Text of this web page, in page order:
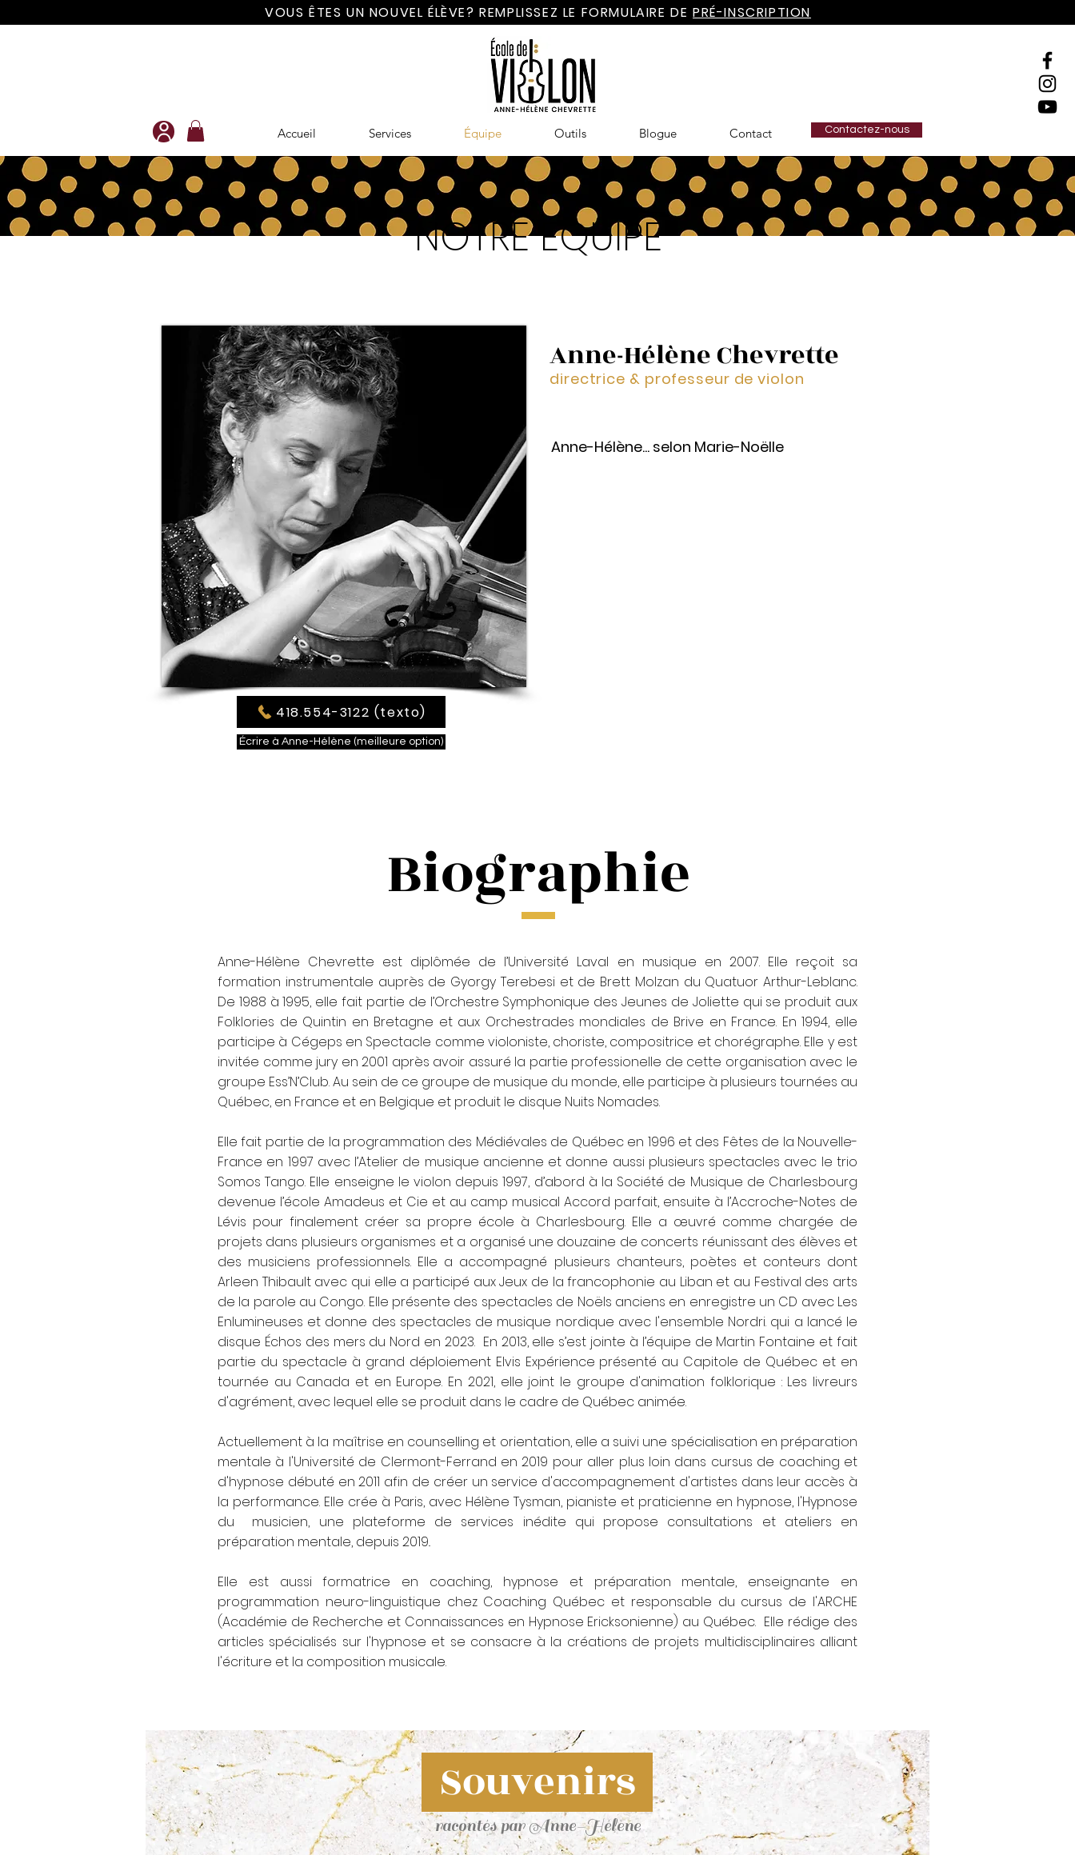
VOUS ÊTES UN NOUVEL ÉLÈVE? REMPLISSEZ LE FORMULAIRE DE PRÉ-INSCRIPTION
Accueil Services Équipe Outils Blogue Contact Contactez-nous
NOTRE ÉQUIPE
Anne-Hélène... selon Marie-Noëlle
418.554-3122 (texto)
Écrire à Anne-Hélène (meilleure option)
Anne-Hélène Chevrette
directrice & professeur de violon
Biographie
Anne-Hélène Chevrette est diplômée de l’Université Laval en musique en 2007. Elle reçoit sa
formation instrumentale auprès de Gyorgy Terebesi et de Brett Molzan du Quatuor Arthur-Leblanc.
De 1988 à 1995, elle fait partie de l’Orchestre Symphonique des Jeunes de Joliette qui se produit aux
Folklories de Quintin en Bretagne et aux Orchestrades mondiales de Brive en France. En 1994, elle
participe à Cégeps en Spectacle comme violoniste, choriste, compositrice et chorégraphe. Elle y est
invitée comme jury en 2001 après avoir assuré la partie professionelle de cette organisation avec le
groupe Ess’N’Club. Au sein de ce groupe de musique du monde, elle participe à plusieurs tournées au
Québec, en France et en Belgique et produit le disque Nuits Nomades.
Elle fait partie de la programmation des Médiévales de Québec en 1996 et des Fêtes de la Nouvelle-
France en 1997 avec l’Atelier de musique ancienne et donne aussi plusieurs spectacles avec le trio
Somos Tango. Elle enseigne le violon depuis 1997, d’abord à la Société de Musique de Charlesbourg
devenue l’école Amadeus et Cie et au camp musical Accord parfait, ensuite à l’Accroche-Notes de
Lévis pour finalement créer sa propre école à Charlesbourg. Elle a œuvré comme chargée de
projets dans plusieurs organismes et a organisé une douzaine de concerts réunissant des élèves et
des musiciens professionnels. Elle a accompagné plusieurs chanteurs, poètes et conteurs dont
Arleen Thibault avec qui elle a participé aux Jeux de la francophonie au Liban et au Festival des arts
de la parole au Congo. Elle présente des spectacles de Noëls anciens en enregistre un CD avec Les
Enlumineuses et donne des spectacles de musique nordique avec l'ensemble Nordri. qui a lancé le
disque Échos des mers du Nord en 2023. En 2013, elle s’est jointe à l’équipe de Martin Fontaine et fait
partie du spectacle à grand déploiement Elvis Expérience présenté au Capitole de Québec et en
tournée au Canada et en Europe. En 2021, elle joint le groupe d'animation folklorique : Les livreurs
d'agrément, avec lequel elle se produit dans le cadre de Québec animée.
Actuellement à la maîtrise en counselling et orientation, elle a suivi une spécialisation en préparation
mentale à l'Université de Clermont-Ferrand en 2019 pour aller plus loin dans cursus de coaching et
d'hypnose débuté en 2011 afin de créer un service d'accompagnement d'artistes dans leur accès à
la performance. Elle crée à Paris, avec Hélène Tysman, pianiste et praticienne en hypnose, l'Hypnose
du musicien, une plateforme de services inédite qui propose consultations et ateliers en
préparation mentale, depuis 2019..
Elle est aussi formatrice en coaching, hypnose et préparation mentale, enseignante en
programmation neuro-linguistique chez Coaching Québec et responsable du cursus de l'ARCHE
(Académie de Recherche et Connaissances en Hypnose Ericksonienne) au Québec. Elle rédige des
articles spécialisés sur l'hypnose et se consacre à la créations de projets multidisciplinaires alliant
l'écriture et la composition musicale.
Souvenirs
racontés par Anne-Hélène